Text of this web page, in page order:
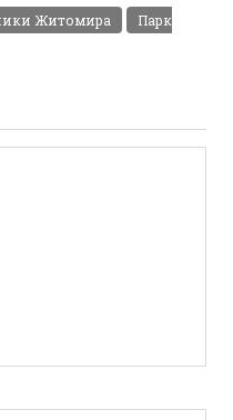
Фото Житомир (1980-
Житомира
Парк